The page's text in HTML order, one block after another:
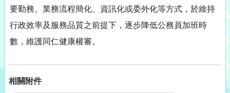
要勤務、業務流程簡化、資訊化或委外化等方式，於維持
行政效率及服務品質之前提下，逐步降低公務員加班時
數，維護同仁健康權審。
相關附件